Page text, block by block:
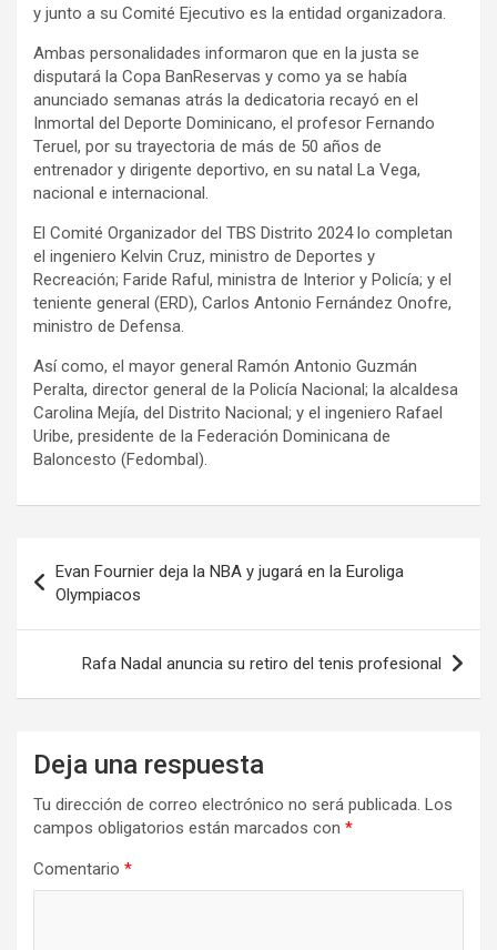
y junto a su Comité Ejecutivo es la entidad organizadora.
Ambas personalidades informaron que en la justa se
disputará la Copa BanReservas y como ya se había
anunciado semanas atrás la dedicatoria recayó en el
Inmortal del Deporte Dominicano, el profesor Fernando
Teruel, por su trayectoria de más de 50 años de
entrenador y dirigente deportivo, en su natal La Vega,
nacional e internacional.
El Comité Organizador del TBS Distrito 2024 lo completan
el ingeniero Kelvin Cruz, ministro de Deportes y
Recreación; Faride Raful, ministra de Interior y Policía; y el
teniente general (ERD), Carlos Antonio Fernández Onofre,
ministro de Defensa.
Así como, el mayor general Ramón Antonio Guzmán
Peralta, director general de la Policía Nacional; la alcaldesa
Carolina Mejía, del Distrito Nacional; y el ingeniero Rafael
Uribe, presidente de la Federación Dominicana de
Baloncesto (Fedombal).
de
entradas
Evan Fournier deja la NBA y jugará en la Euroliga
Olympiacos
Rafa Nadal anuncia su retiro del tenis profesional
Deja una respuesta
Tu dirección de correo electrónico no será publicada. Los
campos obligatorios están marcados con *
Comentario *